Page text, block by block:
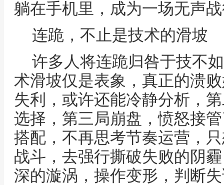
躺在手机里，成为一场无声
连跪，不止是技术的滑坡
许多人将连跪归咎于技不
术滑坡仅是表象，真正的溃
失利，或许还能冷静分析，
选择，第三局崩盘，愤怒接
搭配，不再思考节奏运营，
战斗，去强行撕破失败的阴
深的漩涡，操作变形，判断